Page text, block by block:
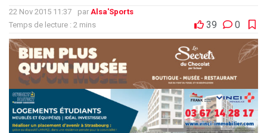
22 Nov 2015 11:37 par Alsa'Sports
Temps de lecture : 2 mins
39 0